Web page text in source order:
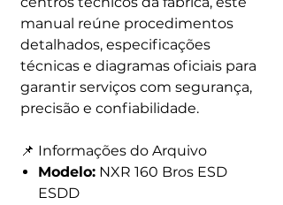
manual reúne procedimentos
detalhados, especificações
técnicas e diagramas oficiais para
garantir serviços com segurança,
precisão e confiabilidade.
📌 Informações do Arquivo
Modelo: NXR 160 Bros ESD
ESDD